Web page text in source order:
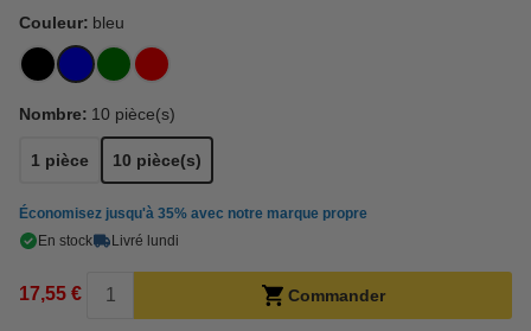
Couleur: bleu
Nombre: 10 pièce(s)
1 pièce 10 pièce(s)
Économisez jusqu'à 35% avec notre marque propre
En stock
Livré lundi
17,55 € Commander